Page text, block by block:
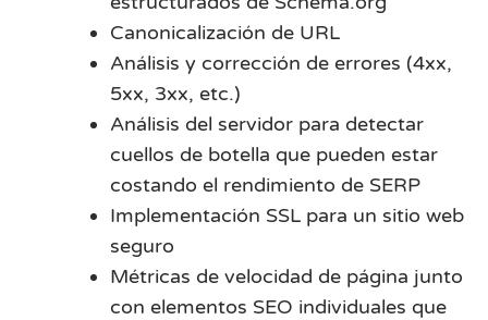
Canonicalización de URL
Análisis y corrección de errores (4xx,
5xx, 3xx, etc.)
Análisis del servidor para detectar
cuellos de botella que pueden estar
costando el rendimiento de SERP
Implementación SSL para un sitio web
seguro
Métricas de velocidad de página junto
con elementos SEO individuales que